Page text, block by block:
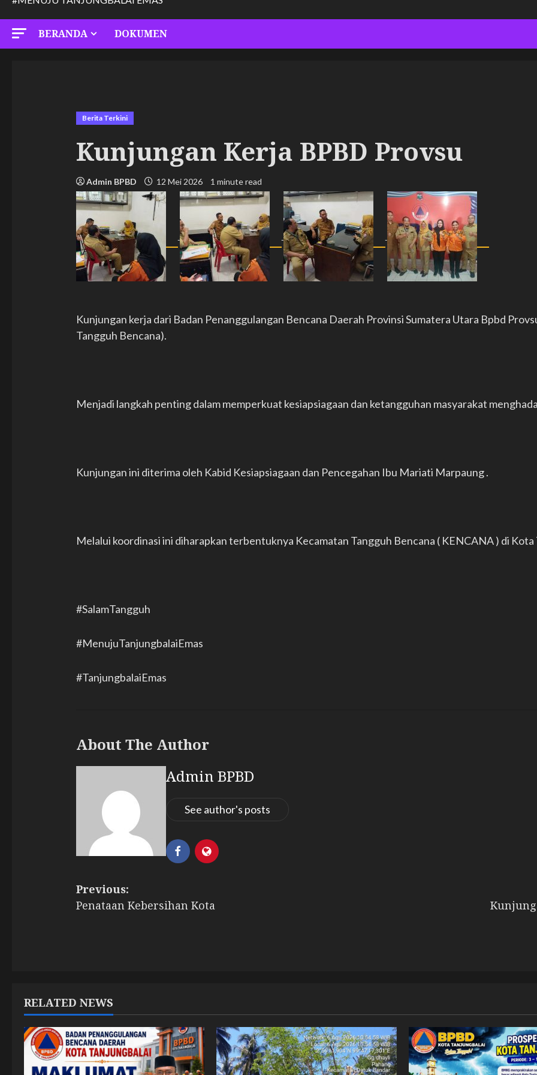
BERANDA DOKUMEN
Berita Terkini
Kunjungan Kerja BPBD Provsu
Admin BPBD 12 Mei 2026 1 minute read
Kunjungan kerja dari Badan Penanggulangan Bencana Daerah Provinsi Sumatera Utara Bpbd
Tangguh Bencana).
Menjadi langkah penting dalam memperkuat kesiapsiagaan dan ketangguhan masyarakat
Kunjungan ini diterima oleh Kabid Kesiapsiagaan dan Pencegahan Ibu Mariati Marpaung .
Melalui koordinasi ini diharapkan terbentuknya Kecamatan Tangguh Bencana ( KENCANA ) di Kota
#SalamTangguh
#MenujuTanjungbalaiEmas
#TanjungbalaiEmas
About The Author
Admin BPBD
See author's posts
P
n
a
v
i
Previous:
Penataan Kebersihan Kota
RELATED NEWS